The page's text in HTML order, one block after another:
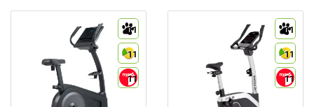
11
11
11
11
11
11